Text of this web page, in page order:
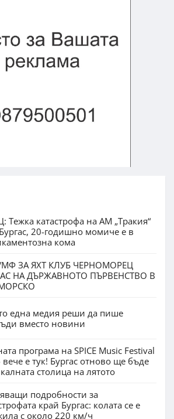
Тежка катастрофа на АМ „Тракия“
20-годишно момиче е в
кома
ЗА ЯХТ КЛУБ ЧЕРНОМОРЕЦ
НА ДЪРЖАВНОТО ПЪРВЕНСТВО В
една медия реши да пише
вместо новини
програма на SPICE Music Festival
е тук! Бургас отново ще бъде
столица на лятото
подробности за
край Бургас: колата се е
с около 220 км/ч